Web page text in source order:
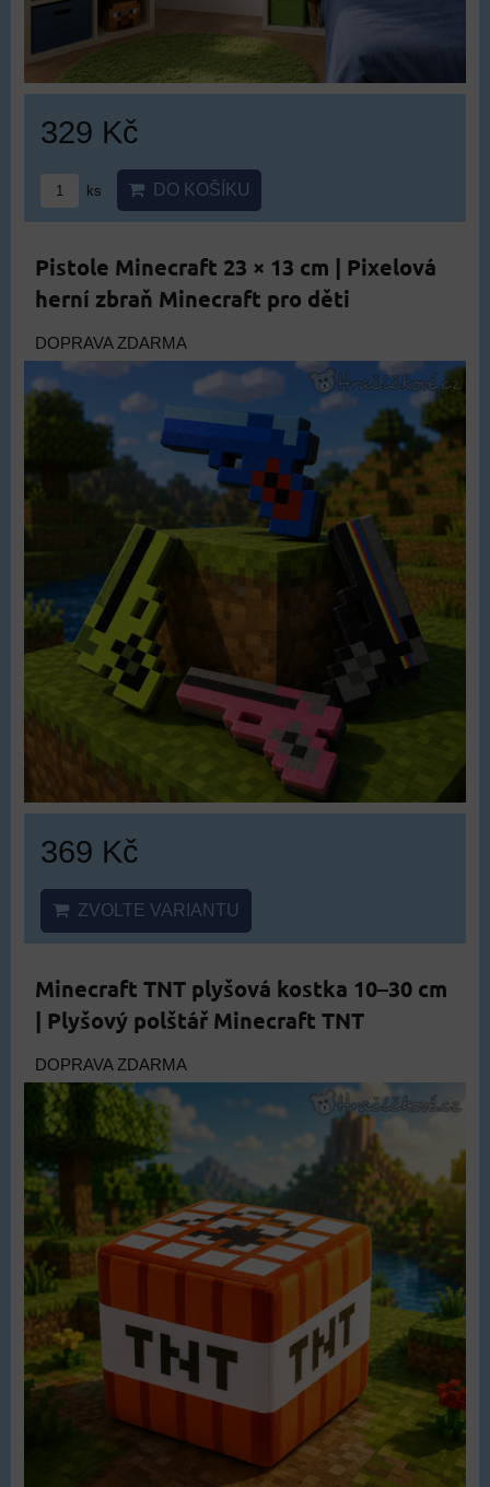
329 Kč
ks DO KOŠÍKU
Pistole Minecraft 23 × 13 cm | Pixelová
herní zbraň Minecraft pro děti
DOPRAVA ZDARMA
369 Kč
ZVOLTE VARIANTU
Minecraft TNT plyšová kostka 10–30 cm
| Plyšový polštář Minecraft TNT
DOPRAVA ZDARMA